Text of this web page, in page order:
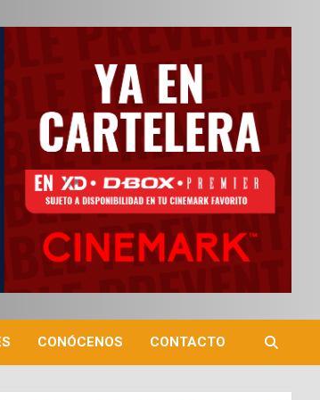
CONÓCENOS CONTACTO